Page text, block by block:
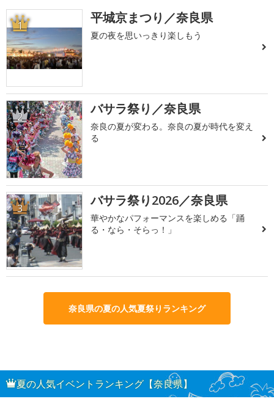
1 平城京まつり／奈良県
夏の夜を思いっきり楽しもう
2 バサラ祭り／奈良県
奈良の夏が変わる。奈良の夏が時代を変え
る
3 バサラ祭り2026／奈良県
華やかなパフォーマンスを楽しめる「踊
る・なら・そらっ！」
奈良県の夏の人気夏祭りランキング
夏の人気イベントランキング【奈良県】